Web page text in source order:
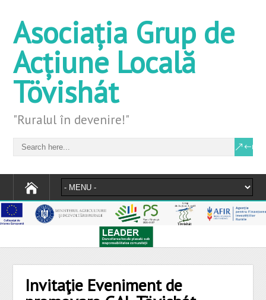
Asociația Grup de
Acțiune Locală
Tövishát
"Ruralul în devenire!"
Invitaţie Eveniment de